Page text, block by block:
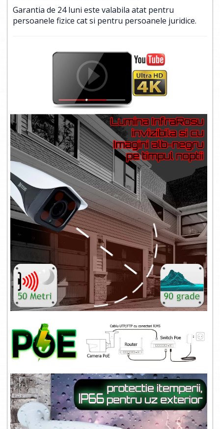
Garantia de 24 luni este valabila atat pentru
persoanele fizice cat si pentru persoanele juridice.